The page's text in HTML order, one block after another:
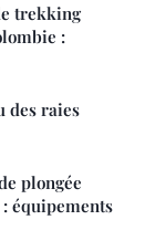
trekking
:
des raies
plongée
équipements